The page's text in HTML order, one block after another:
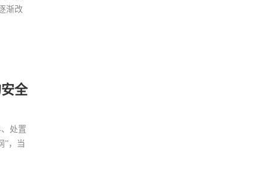
渐改
全
处置
”，当